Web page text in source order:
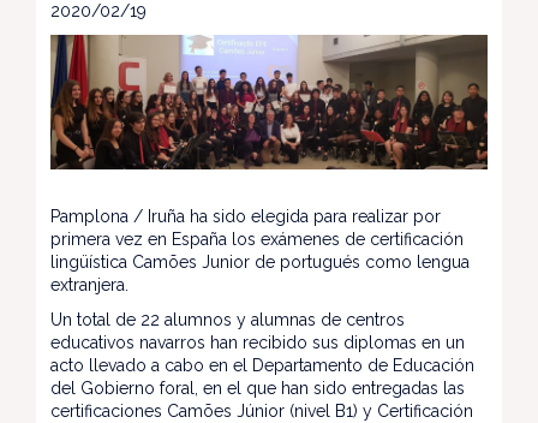
2020/02/19
Pamplona / Iruña ha sido elegida para realizar por
primera vez en España los exámenes de certificación
lingüística Camões Junior de portugués como lengua
extranjera.
Un total de 22 alumnos y alumnas de centros
educativos navarros han recibido sus diplomas en un
acto llevado a cabo en el Departamento de Educación
del Gobierno foral, en el que han sido entregadas las
certificaciones Camões Júnior (nivel B1) y Certificación